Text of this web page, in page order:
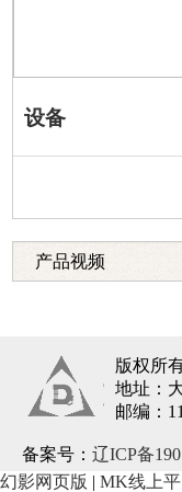
设备
产品视频
版权所
地址：
邮编：
备案号： 辽ICP备
幻影网页版 | MK线上